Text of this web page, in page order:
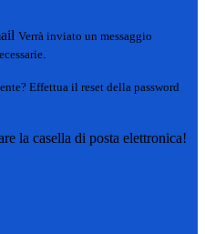
Verrà inviato un messaggio
Effettua il reset della password
la casella di posta elettronica!